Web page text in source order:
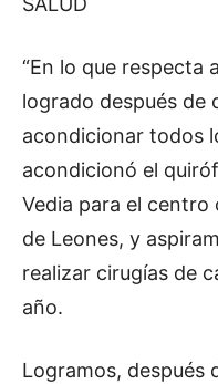
“En lo que respecta
logrado después de
acondicionar todos
acondicionó el
Vedia para el
de Leones, y
realizar cirugías de
año.
Logramos, después